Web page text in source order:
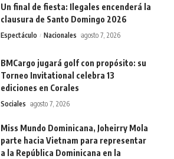
Un final de fiesta: Ilegales encenderá la
clausura de Santo Domingo 2026
Espectáculo Nacionales agosto 7, 2026
BMCargo jugará golf con propósito: su
Torneo Invitational celebra 13
ediciones en Corales
Sociales agosto 7, 2026
Miss Mundo Dominicana, Joheirry Mola
parte hacia Vietnam para representar
a la República Dominicana en la